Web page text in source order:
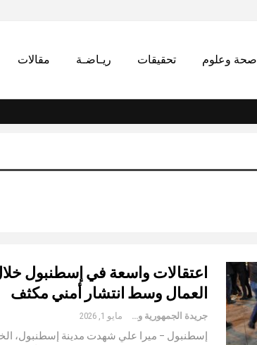
صحة وعلوم تحقيقات ريـاضـة مقالات
اعتقالات واسعة في إسطنبول
العمال وسط انتشار أمني مكثف
جريدة الجمهورية والعالم مايو 1, 2026
إسطنبول – ميرا علي شهدت مدينة إسطنبول،